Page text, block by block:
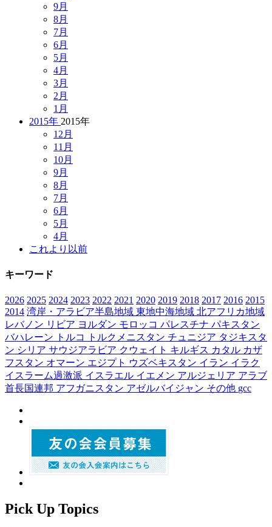
9月
8月
7月
6月
5月
4月
3月
2月
1月
2015年 2015年
12月
11月
10月
9月
8月
7月
6月
5月
4月
これより以前
キーワード
2026 2025 2024 2023 2022 2021 2020 2019 2018 2017 2016 2015
2014 湾岸・アラビア半島地域 東地中海地域 北アフリカ地域
レバノン リビア ヨルダン モロッコ パレスチナ パキスタン
バハレーン
トルコ トルクメニスタン チュニジア タジキスタ
ン シリア サウジアラビア クウェイト キルギス カタル カザ
フスタン オマーン エジプト ウズベキスタン イラン イラク
イスラーム過激派 イスラエル イエメン アルジェリア アラブ
首長国連邦 アフガニスタン アゼルバイジャン その他 gcc
Pick Up Topics